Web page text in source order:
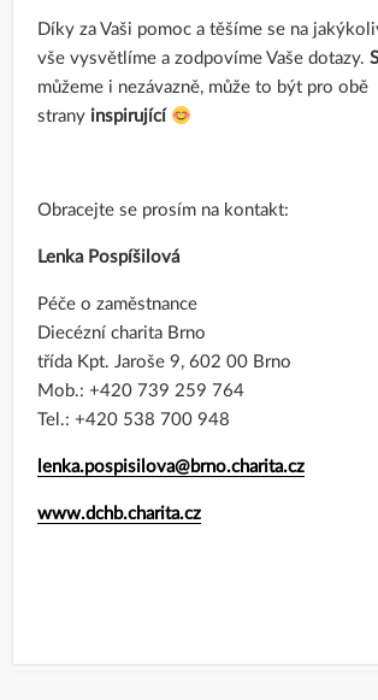
Díky za Vaši pomoc a těšíme se na
vše vysvětlíme a zodpovíme Vaše dotazy.
můžeme i nezávazně, může to být pro obě
strany inspirující
Obracejte se prosím na kontakt:
Lenka Pospíšilová
Péče o zaměstnance
Diecézní charita Brno
třída Kpt. Jaroše 9, 602 00 Brno
Mob.: +420 739 259 764
Tel.: +420 538 700 948
lenka.pospisilova@brno.charita.cz
www.dchb.charita.cz